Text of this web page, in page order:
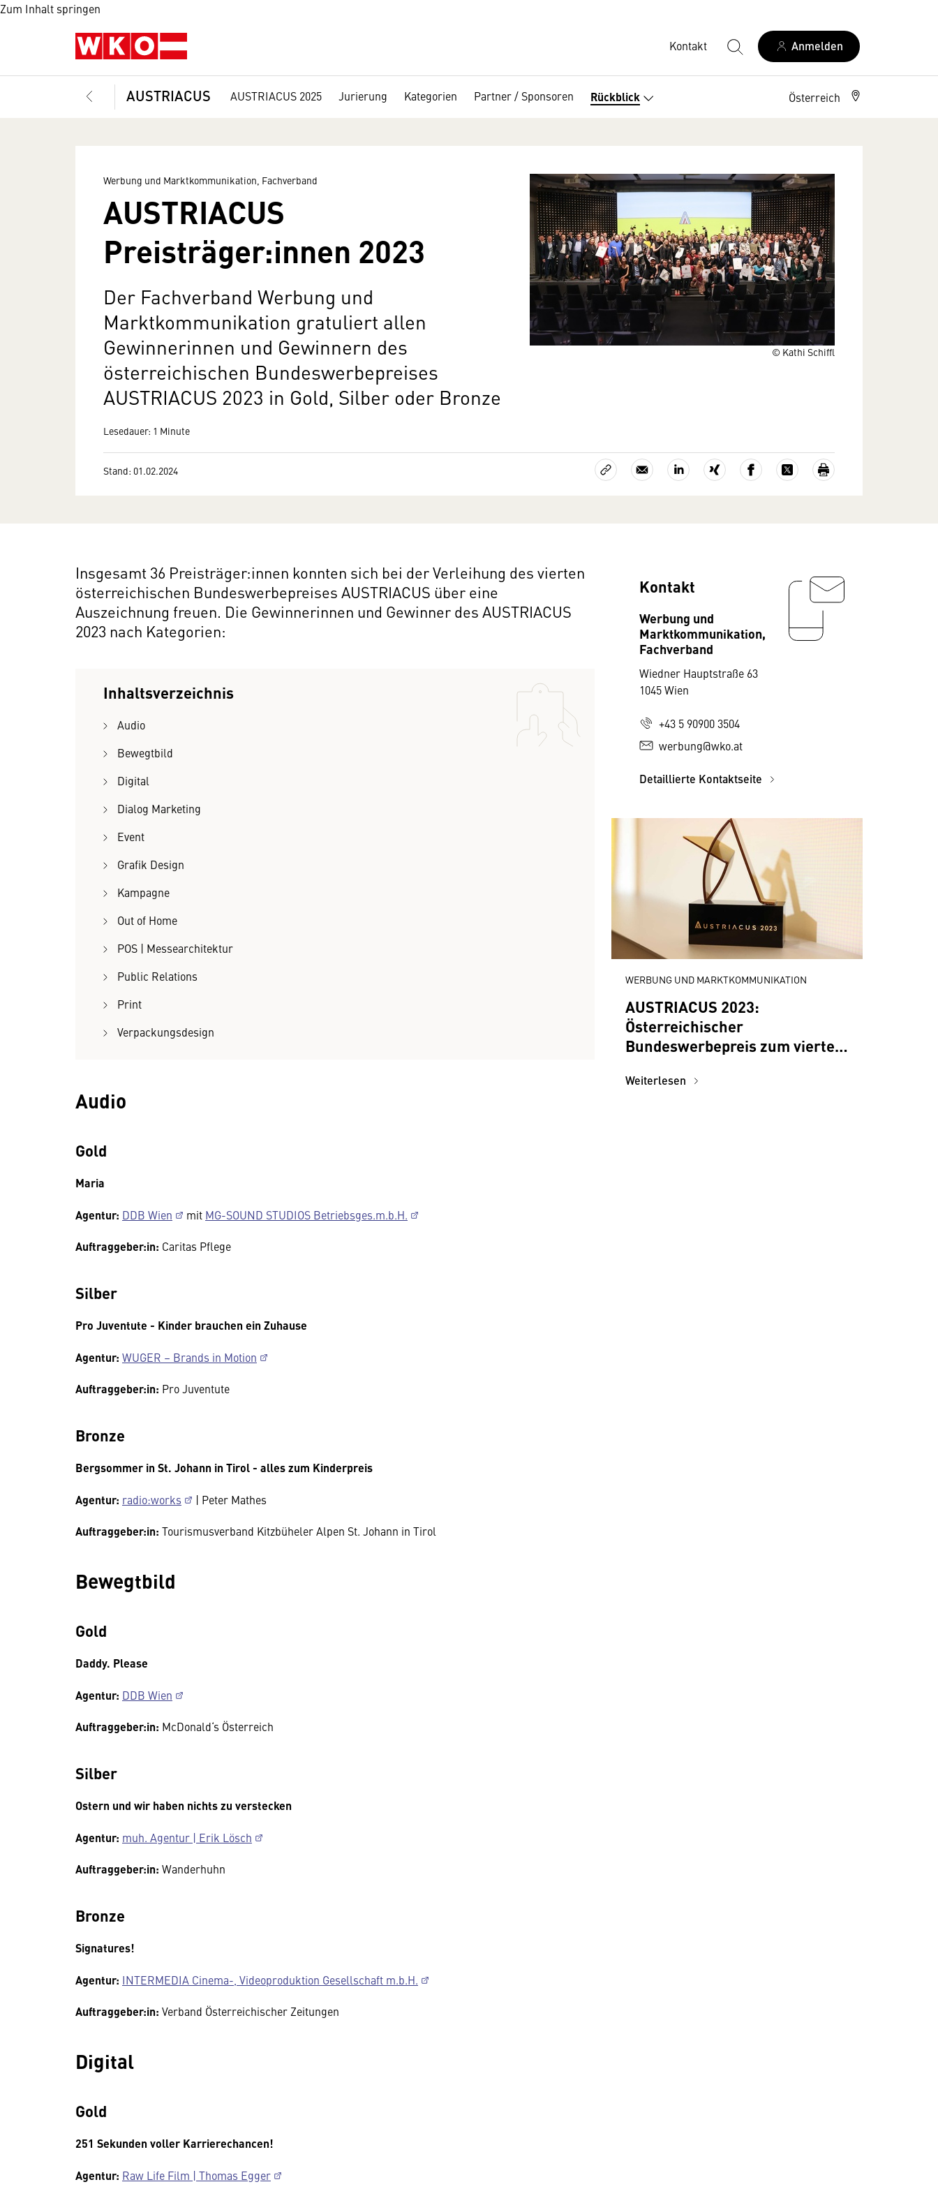
Zum Inhalt springen
Kontakt Anmelden
AUSTRIACUS AUSTRIACUS 2025 Jurierung Kategorien Partner / Sponsoren Rückblick Österreich
© Kathi Schiffl
Werbung und Marktkommunikation, Fachverband
AUSTRIACUS
Preisträger:innen 2023
Der Fachverband Werbung und
Marktkommunikation gratuliert allen
Gewinnerinnen und Gewinnern des
österreichischen Bundeswerbepreises
AUSTRIACUS 2023 in Gold, Silber oder Bronze
Lesedauer: 1 Minute
Stand: 01.02.2024
Insgesamt 36 Preisträger:innen konnten sich bei der Verleihung des vierten
österreichischen Bundeswerbepreises AUSTRIACUS über eine
Auszeichnung freuen. Die Gewinnerinnen und Gewinner des AUSTRIACUS
2023 nach Kategorien:
Inhaltsverzeichnis
Audio
Bewegtbild
Digital
Dialog Marketing
Event
Grafik Design
Kampagne
Out of Home
POS | Messearchitektur
Public Relations
Print
Verpackungsdesign
Audio
Gold
Maria
Agentur: DDB Wien mit MG-SOUND STUDIOS Betriebsges.m.b.H.
Auftraggeber:in: Caritas Pflege
Silber
Pro Juventute - Kinder brauchen ein Zuhause
Agentur: WUGER – Brands in Motion
Auftraggeber:in: Pro Juventute
Bronze
Bergsommer in St. Johann in Tirol - alles zum Kinderpreis
Agentur: radio:works | Peter Mathes
Auftraggeber:in: Tourismusverband Kitzbüheler Alpen St. Johann in Tirol
Bewegtbild
Gold
Daddy. Please
Agentur: DDB Wien
Auftraggeber:in: McDonald‘s Österreich
Silber
Ostern und wir haben nichts zu verstecken
Agentur: muh. Agentur | Erik Lösch
Auftraggeber:in: Wanderhuhn
Bronze
Signatures!
Agentur: INTERMEDIA Cinema-, Videoproduktion Gesellschaft m.b.H.
Auftraggeber:in: Verband Österreichischer Zeitungen
Digital
Gold
251 Sekunden voller Karrierechancen!
Agentur: Raw Life Film | Thomas Egger
Kontakt
Werbung und
Marktkommunikation,
Fachverband
Wiedner Hauptstraße 63
1045 Wien
+43 5 90900 3504
werbung@wko.at
Detaillierte Kontaktseite
WERBUNG UND MARKTKOMMUNIKATION
AUSTRIACUS 2023:
Österreichischer
Bundeswerbepreis zum vierten
Weiterlesen